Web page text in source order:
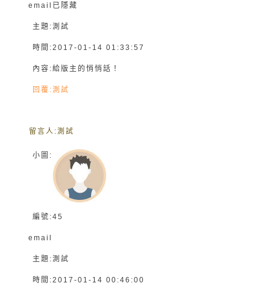
email 已隱藏
主題:測試
時間:2017-01-14 01:33:57
內容:給版主的悄悄話！
回覆:測試
留言人:測試
小圖:
編號:45
email
主題:測試
時間:2017-01-14 00:46:00